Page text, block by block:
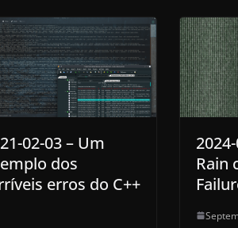
02-03 – Um
dos
erros do C++
Rain